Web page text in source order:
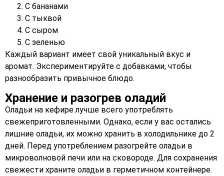
С бананами
С тыквой
С сыром
С зеленью
Каждый вариант имеет свой уникальный вкус и
аромат. Экспериментируйте с добавками, чтобы
разнообразить привычное блюдо.
Хранение и разогрев оладий
Оладьи на кефире лучше всего употреблять
свежеприготовленными. Однако, если у вас остались
лишние оладьи, их можно хранить в холодильнике до 2
дней. Перед употреблением разогрейте оладьи в
микроволновой печи или на сковороде. Для сохранения
свежести храните оладьи в герметичном контейнере.